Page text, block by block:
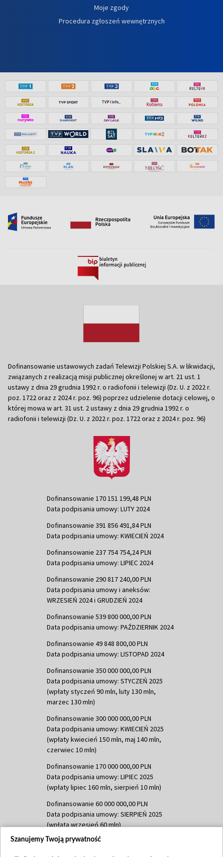
Moje zgody
Procedura zgłoszeń wewnętrznych
Dofinansowanie ustawowych zadań Telewizji Polskiej S.A. w likwidacji,
związanych z realizacją misji publicznej określonej w art. 21 ust. 1
ustawy z dnia 29 grudnia 1992 r. o radiofonii i telewizji (Dz. U. z 2022 r.
poz. 1722 oraz z 2024 r. poz. 96) poprzez udzielenie dotacji celowej, o
której mowa w art. 31 ust. 2 ustawy z dnia 29 grudnia 1992 r. o
radiofonii i telewizji (Dz. U. z 2022 r. poz. 1722 oraz z 2024 r. poz. 96)
Dofinansowanie 170 151 199,48 PLN
Data podpisania umowy: LUTY 2024
Dofinansowanie 391 856 491,84 PLN
Data podpisania umowy: KWIECIEŃ 2024
Dofinansowanie 237 754 754,24 PLN
Data podpisania umowy: LIPIEC 2024
Dofinansowanie 290 817 240,00 PLN
Data podpisania umowy i aneksów:
WRZESIEŃ 2024 i GRUDZIEŃ 2024
Dofinansowanie 539 800 000,00 PLN
Data podpisania umowy: PAŹDZIERNIK 2024
Dofinansowanie 49 848 800,00 PLN
Data podpisania umowy: LISTOPAD 2024
Dofinansowanie 350 000 000,00 PLN
Data podpisania umowy: STYCZEŃ 2025
(wpłaty styczeń 90 mln, luty 130 mln,
marzec 130 mln)
Dofinansowanie 300 000 000,00 PLN
Data podpisania umowy: KWIECIEŃ 2025
(wpłaty kwiecień 150 mln, maj 140 mln,
czerwiec 10 mln)
Dofinansowanie 170 000 000,00 PLN
Data podpisania umowy: LIPIEC 2025
(wpłaty lipiec 160 mln, sierpień 10 mln)
Dofinansowanie 60 000 000,00 PLN
Data podpisania umowy: SIERPIEŃ 2025
(wpłata wrzesień 60 mln)
Dofinansowanie 635 783 051,21 PLN
Szanujemy Twoją prywatność